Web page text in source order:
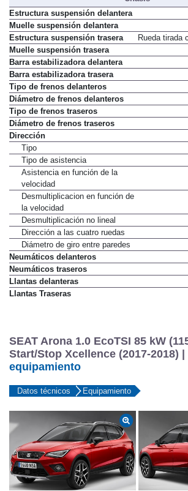
Estructura suspensión delantera
Muelle suspensión delantera
Estructura suspensión trasera
Rueda tirada
Muelle suspensión trasera
Barra estabilizadora delantera
Barra estabilizadora trasera
Tipo de frenos delanteros
Diámetro de frenos delanteros
Tipo de frenos traseros
Diámetro de frenos traseros
Dirección
Tipo
Tipo de asistencia
Asistencia en función de la
velocidad
Desmultiplicacion en función de
la velocidad
Desmultiplicación no lineal
Dirección a las cuatro ruedas
Diámetro de giro entre paredes
Neumáticos delanteros
Neumáticos traseros
Llantas delanteras
Llantas Traseras
SEAT Arona 1.0 EcoTSI 85 kW
Start/Stop Xcellence (2017-2018) |
equipamiento
Datos técnicos Equipamiento